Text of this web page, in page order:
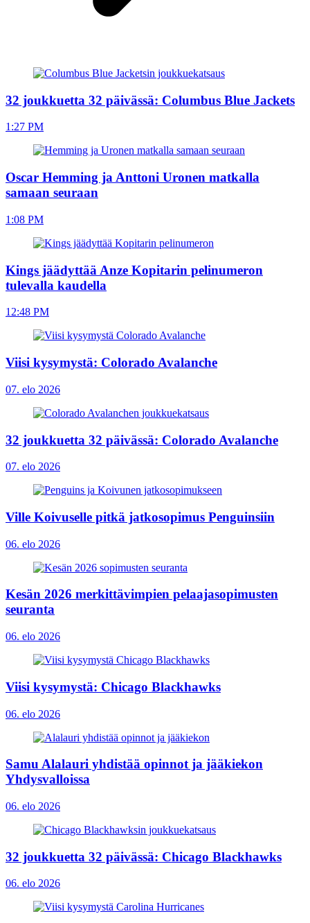
32 joukkuetta 32 päivässä: Columbus Blue Jackets
1:27 PM
Oscar Hemming ja Anttoni Uronen matkalla
samaan seuraan
1:08 PM
Kings jäädyttää Anze Kopitarin pelinumeron
tulevalla kaudella
12:48 PM
Viisi kysymystä: Colorado Avalanche
07. elo 2026
32 joukkuetta 32 päivässä: Colorado Avalanche
07. elo 2026
Ville Koivuselle pitkä jatkosopimus Penguinsiin
06. elo 2026
Kesän 2026 merkittävimpien pelaajasopimusten
seuranta
06. elo 2026
Viisi kysymystä: Chicago Blackhawks
06. elo 2026
Samu Alalauri yhdistää opinnot ja jääkiekon
Yhdysvalloissa
06. elo 2026
32 joukkuetta 32 päivässä: Chicago Blackhawks
06. elo 2026